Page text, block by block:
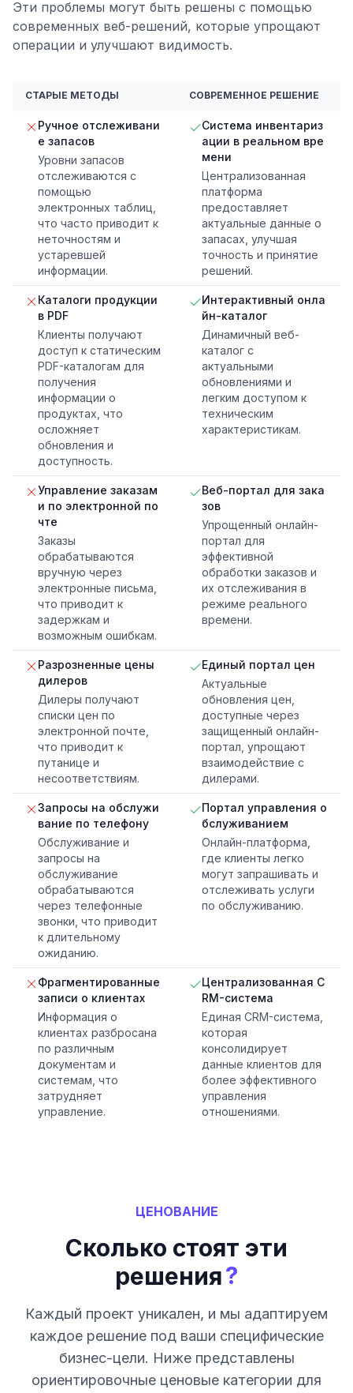
Эти проблемы могут быть решены с помощью
современных веб-решений, которые упрощают
операции и улучшают видимость.
СТАРЫЕ МЕТОДЫ СОВРЕМЕННОЕ РЕШЕНИЕ
Ручное отслеживани
е запасов
Уровни запасов
отслеживаются с
помощью
электронных таблиц,
что часто приводит к
неточностям и
устаревшей
информации.
Система инвентариз
ации в реальном вре
мени
Централизованная
платформа
предоставляет
актуальные данные о
запасах, улучшая
точность и принятие
решений.
Каталоги продукции
в PDF
Клиенты получают
доступ к статическим
PDF-каталогам для
получения
информации о
продуктах, что
осложняет
обновления и
доступность.
Интерактивный онла
йн-каталог
Динамичный веб-
каталог с
актуальными
обновлениями и
легким доступом к
техническим
характеристикам.
Управление заказам
и по электронной по
чте
Заказы
обрабатываются
вручную через
электронные письма,
что приводит к
задержкам и
возможным ошибкам.
Веб-портал для зака
зов
Упрощенный онлайн-
портал для
эффективной
обработки заказов и
их отслеживания в
режиме реального
времени.
Разрозненные цены
дилеров
Дилеры получают
списки цен по
электронной почте,
что приводит к
путанице и
несоответствиям.
Единый портал цен
Актуальные
обновления цен,
доступные через
защищенный онлайн-
портал, упрощают
взаимодействие с
дилерами.
Запросы на обслужи
вание по телефону
Обслуживание и
запросы на
обслуживание
обрабатываются
через телефонные
звонки, что приводит
к длительному
ожиданию.
Портал управления о
бслуживанием
Онлайн-платформа,
где клиенты легко
могут запрашивать и
отслеживать услуги
по обслуживанию.
Фрагментированные
записи о клиентах
Информация о
клиентах разбросана
по различным
документам и
системам, что
затрудняет
управление.
Централизованная C
RM-система
Единая CRM-система,
которая
консолидирует
данные клиентов для
более эффективного
управления
отношениями.
ЦЕНОВАНИЕ
Сколько стоят эти
решения?
Каждый проект уникален, и мы адаптируем
каждое решение под ваши специфические
бизнес-цели. Ниже представлены
ориентировочные ценовые категории для